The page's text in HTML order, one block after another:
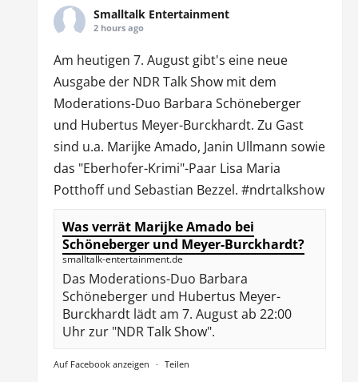
Smalltalk Entertainment
2 hours ago
Am heutigen 7. August gibt's eine neue
Ausgabe der NDR Talk Showmit dem
Moderations-Duo Barbara Schöneberger
und Hubertus Meyer-Burckhardt. Zu Gast
sind u.a. Marijke Amado, Janin Ullmann sowie
das "Eberhofer-Krimi"-Paar Lisa Maria
Potthoff und Sebastian Bezzel. #ndrtalkshow
Was verrät Marijke Amado bei
Schöneberger und Meyer-Burckhardt?
smalltalk-entertainment.de
Das Moderations-Duo Barbara
Schöneberger und Hubertus Meyer-
Burckhardt lädt am 7. August ab 22:00
Uhr zur "NDR Talk Show".
Auf Facebook anzeigen · Teilen